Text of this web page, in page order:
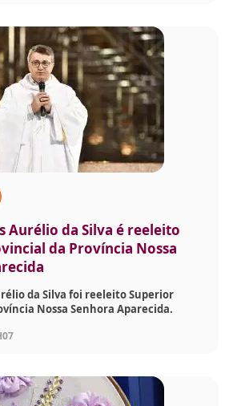
Aurélio da Silva é reeleito
da Província Nossa
da Silva foi reeleito Superior
Nossa Senhora Aparecida.